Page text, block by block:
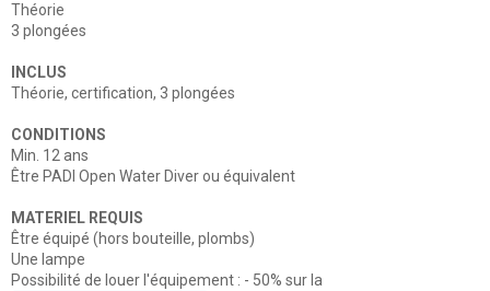
Théorie
3 plongées
INCLUS
Théorie, certification, 3 plongées
CONDITIONS
Min. 12 ans
Être PADI Open Water Diver ou équivalent
MATERIEL REQUIS
Être équipé (hors bouteille, plombs)
Une lampe
Possibilité de louer l'équipement : - 50% sur la